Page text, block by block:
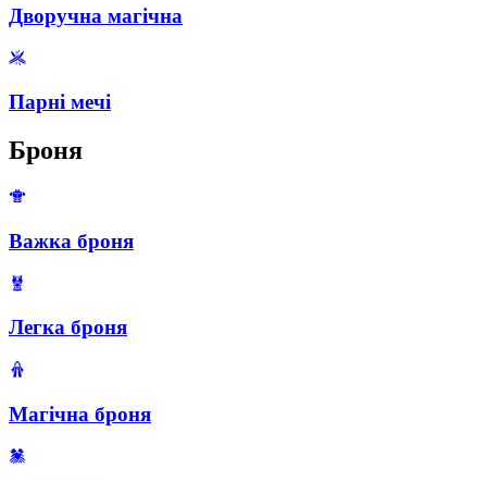
Дворучна магічна
Парні мечі
Броня
Важка броня
Легка броня
Магічна броня